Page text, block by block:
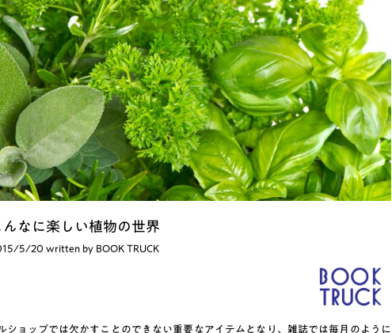
んなに楽しい植物の世界
5/20 written by BOOK TRUCK
ョップでは欠かすことのできない重要なアイテムとなり、雑誌では毎月のように